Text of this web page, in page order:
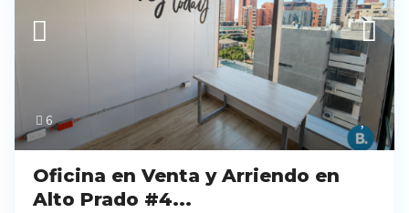
6
Oficina en Venta y Arriendo en
Alto Prado #4...